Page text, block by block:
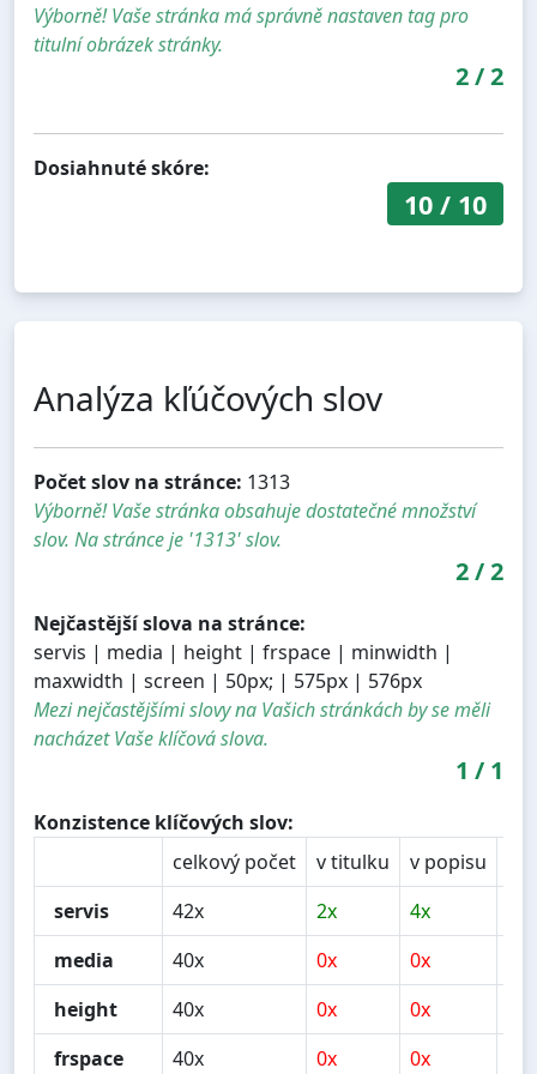
Výborně! Vaše stránka má správně nastaven tag pro
titulní obrázek stránky.
2/2
Dosiahnuté skóre:
10/ 10
Analýza kľúčových slov
Počet slov na stránce: 1313
Výborně! Vaše stránka obsahuje dostatečné množství
slov. Na stránce je '1313' slov.
2/2
Nejčastější slova na stránce:
servis | media | height | frspace | minwidth |
maxwidth | screen | 50px; | 575px | 576px
Mezi nejčastějšími slovy na Vašich stránkách by se měli
nacházet Vaše klíčová slova.
1 / 1
Konzistence klíčových slov:
celkový počet
v titulku v popisu
servis
42x 2x 4x
media
40x 0x 0x
height
40x 0x 0x
frspace
40x 0x 0x